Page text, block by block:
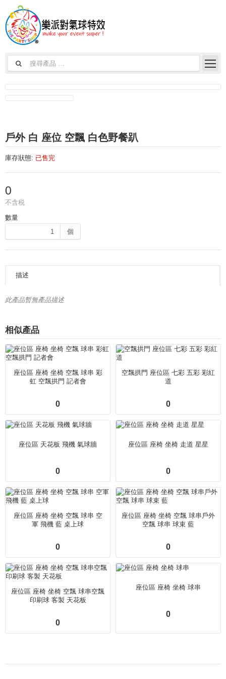
戶外 白 座位 空飄 白色野餐趴
庫存狀態: 已售完
0
不含税
數量
個
描述
此產品暫無產品描述
相似產品
座位區 座椅 坐椅 空飄 球串 彩
虹 空飄拱門 記者會
0
空飄拱門 座位區 七彩 五彩 彩紅
道
0
座位區 天花板 飛機 氣球牆
0
座位區 座椅 坐椅 走道 星星
0
座位區 座椅 坐椅 空飄 球串 空
軍 飛機 藍 桌上球
0
座位區 座椅 坐椅 空飄 球串戶外
空飄 球串 球束 藍
0
座位區 座椅 坐椅 空飄 球串空飄
印刷球 客製 天花板
0
座位區 座椅 坐椅 球串
0